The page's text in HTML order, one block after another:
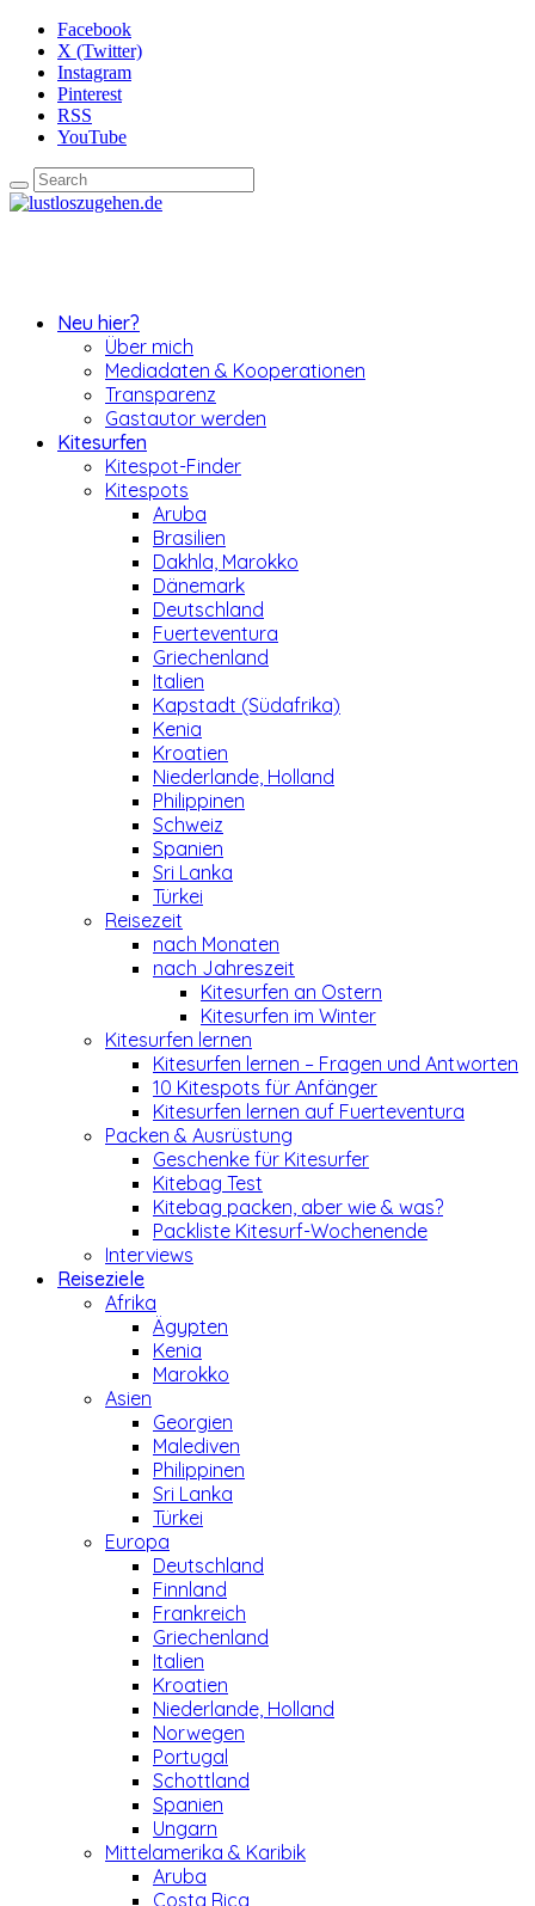
Facebook
X (Twitter)
Instagram
Pinterest
RSS
YouTube
Neu hier?
Über mich
Mediadaten & Kooperationen
Transparenz
Gastautor werden
Kitesurfen
Kitespot-Finder
Kitespots
Aruba
Brasilien
Dakhla, Marokko
Dänemark
Deutschland
Fuerteventura
Griechenland
Italien
Kapstadt (Südafrika)
Kenia
Kroatien
Niederlande, Holland
Philippinen
Schweiz
Spanien
Sri Lanka
Türkei
Reisezeit
nach Monaten
nach Jahreszeit
Kitesurfen an Ostern
Kitesurfen im Winter
Kitesurfen lernen
Kitesurfen lernen – Fragen und Antworten
10 Kitespots für Anfänger
Kitesurfen lernen auf Fuerteventura
Packen & Ausrüstung
Geschenke für Kitesurfer
Kitebag Test
Kitebag packen, aber wie & was?
Packliste Kitesurf-Wochenende
Interviews
Reiseziele
Afrika
Ägypten
Kenia
Marokko
Asien
Georgien
Malediven
Philippinen
Sri Lanka
Türkei
Europa
Deutschland
Finnland
Frankreich
Griechenland
Italien
Kroatien
Niederlande, Holland
Norwegen
Portugal
Schottland
Spanien
Ungarn
Mittelamerika & Karibik
Aruba
Costa Rica